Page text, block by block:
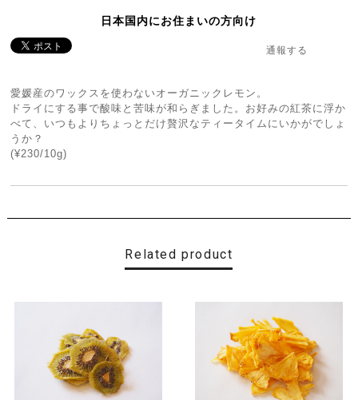
日本国内にお住まいの方向け
通報する
愛媛産のワックスを使わないオーガニックレモン。
ドライにする事で酸味と苦味が和らぎました。お好みの紅茶に浮か
べて、いつもよりちょっとだけ贅沢なティータイムにいかがでしょ
うか？
(¥230/10g)
Related product